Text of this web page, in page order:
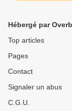
Hébergé par
Top articles
Pages
Contact
Signaler un abus
C.G.U.